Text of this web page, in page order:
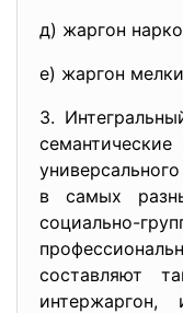
д) жаргон
е) жаргон
3.
в самых
социально-
составляют